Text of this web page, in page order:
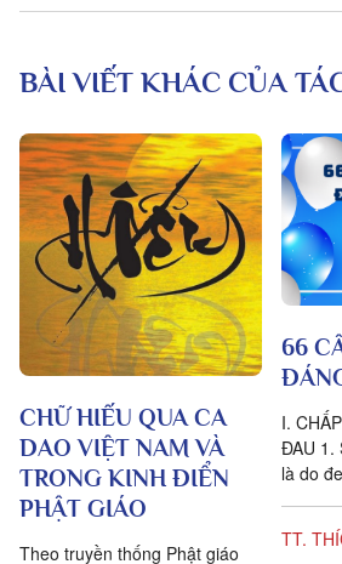
BÀI VIẾT KHÁC CỦA
CHỮ HIẾU QUA CA
DAO VIỆT NAM VÀ
TRONG KINH ĐIỂN
PHẬT GIÁO
Theo truyền thống Phật giáo
66
I.
ĐAU 1.
là do
rước
TT.